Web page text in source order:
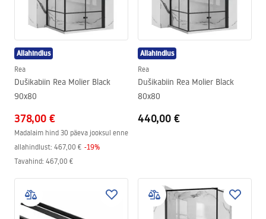
Allahindlus
Rea
Dušikabiin Rea Molier Black
90x80
378,00 €
Madalaim hind 30 päeva jooksul enne
allahindlust: 467,00 € -19%
Tavahind: 467,00 €
Allahindlus
Rea
Dušikabiin Rea Molier Black
80x80
440,00 €